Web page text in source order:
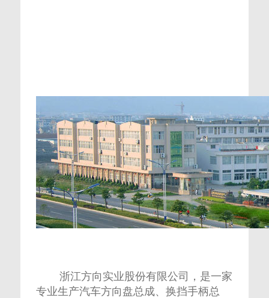
浙江方向实业股份有限公司，是一家
专业生产汽车方向盘总成、换挡手柄总